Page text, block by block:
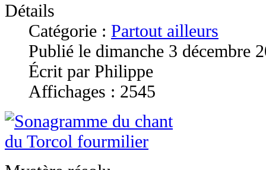
Détails
Catégorie : Partout ailleurs
Publié le dimanche 3 décembre
Écrit par Philippe
Affichages : 2545